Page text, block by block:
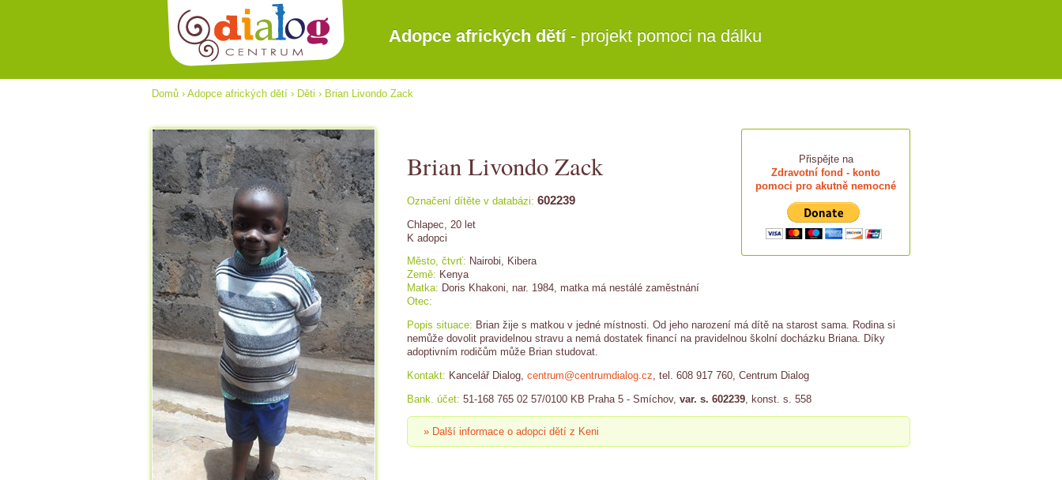
Adopce afrických dětí- projekt pomoci na dálku
Domů › Adopce afrických dětí › Děti › Brian Livondo Zack
Přispějte na
Zdravotní fond - konto
pomoci pro akutně nemocné
Brian Livondo Zack
Označení dítěte v databázi: 602239
Chlapec, 20 let
K adopci
Město, čtvrť: Nairobi, Kibera
Země: Kenya
Matka: Doris Khakoni, nar. 1984, matka má nestálé zaměstnání
Otec:
Popis situace: Brian žije s matkou v jedné místnosti. Od jeho narození má dítě na starost sama. Rodina si
nemůže dovolit pravidelnou stravu a nemá dostatek financí na pravidelnou školní docházku Briana. Díky
adoptivním rodičům může Brian studovat.
Kontakt: Kancelář Dialog, centrum@centrumdialog.cz , tel. 608 917 760, Centrum Dialog
Bank. účet: 51-168 765 02 57/0100 KB Praha 5 - Smíchov, var. s. 602239 , konst. s. 558
» Další informace o adopci dětí z Keni